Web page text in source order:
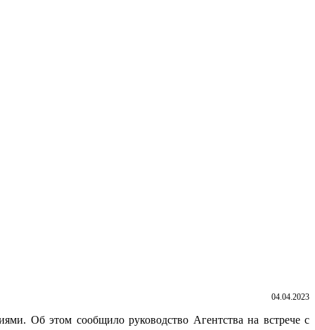
04.04.2023
Об этом сообщило руководство Агентства на встрече с